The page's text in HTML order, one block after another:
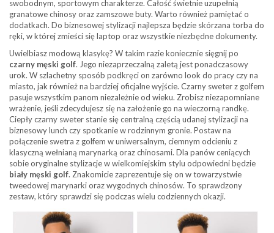
swobodnym, sportowym charakterze. Całość świetnie uzupełnią
granatowe chinosy oraz zamszowe buty. Warto również pamiętać o
dodatkach. Do biznesowej stylizacji najlepsza będzie skórzana torba do
ręki, w której zmieści się laptop oraz wszystkie niezbędne dokumenty.
Uwielbiasz modową klasykę? W takim razie koniecznie sięgnij po
czarny męski golf. Jego niezaprzeczalną zaletą jest ponadczasowy
urok. W szlachetny sposób podkręci on zarówno look do pracy czy na
miasto, jak również na bardziej oficjalne wyjście. Czarny sweter z golfem
pasuje wszystkim panom niezależnie od wieku. Zrobisz niezapomniane
wrażenie, jeśli zdecydujesz się na założenie go na wieczorną randkę.
Ciepły czarny sweter stanie się centralną częścią udanej stylizacji na
biznesowy lunch czy spotkanie w rodzinnym gronie. Postaw na
połączenie swetra z golfem w uniwersalnym, ciemnym odcieniu z
klasyczną wełnianą marynarką oraz chinosami. Dla panów ceniących
sobie oryginalne stylizacje w wielkomiejskim stylu odpowiedni będzie
biały męski golf. Znakomicie zaprezentuje się on w towarzystwie
tweedowej marynarki oraz wygodnych chinosów. To sprawdzony
zestaw, który sprawdzi się podczas wielu codziennych okazji.